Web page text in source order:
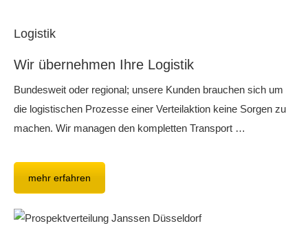
Logistik
Wir übernehmen Ihre Logistik
Bundesweit oder regional; unsere Kunden brauchen sich um
die logistischen Prozesse einer Verteilaktion keine Sorgen zu
machen. Wir managen den kompletten Transport …
mehr erfahren